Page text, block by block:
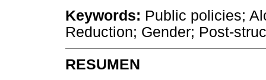
Keywords: Public policies;
Reduction; Gender; Post-
RESUMEN